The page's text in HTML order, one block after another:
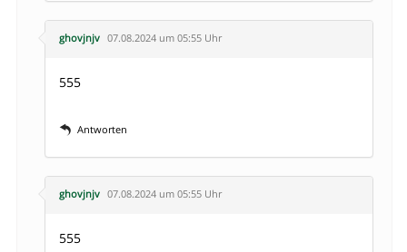
ghovjnjv 07.08.2024 um 05:55 Uhr
555
Antworten
ghovjnjv 07.08.2024 um 05:55 Uhr
555